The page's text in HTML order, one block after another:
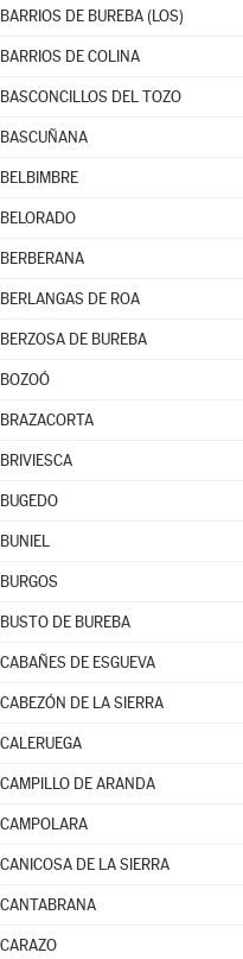
BARRIOS DE BUREBA (LOS)
BARRIOS DE COLINA
BASCONCILLOS DEL TOZO
BASCUÑANA
BELBIMBRE
BELORADO
BERBERANA
BERLANGAS DE ROA
BERZOSA DE BUREBA
BOZOÓ
BRAZACORTA
BRIVIESCA
BUGEDO
BUNIEL
BURGOS
BUSTO DE BUREBA
CABAÑES DE ESGUEVA
CABEZÓN DE LA SIERRA
CALERUEGA
CAMPILLO DE ARANDA
CAMPOLARA
CANICOSA DE LA SIERRA
CANTABRANA
CARAZO